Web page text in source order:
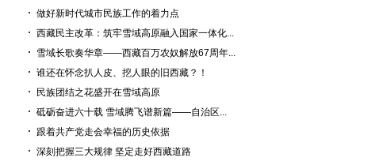
做好新时代城市民族工作的着力点
西藏民主改革：筑牢雪域高原融入国家一体化...
雪域长歌奏华章——西藏百万农奴解放67周年...
谁还在怀念扒人皮、挖人眼的旧西藏？！
民族团结之花盛开在雪域高原
砥砺奋进六十载 雪域腾飞谱新篇——自治区...
跟着共产党走会幸福的历史依据
深刻把握三大规律 坚定走好西藏道路